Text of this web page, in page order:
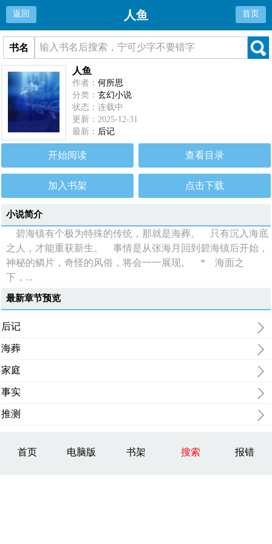
返回 人鱼 首页
书名
人鱼
作者：何所思
分类：玄幻小说
状态：连载中
更新：2025-12-31
最新： 后记
开始阅读 查看目录
加入书架 点击下载
小说简介
碧海镇有个极为特殊的传统，那就是海葬。 只有沉入海底
之人，才能重获新生。 事情是从张海月回到碧海镇后开始，
神秘的鳞片，奇怪的风俗，将会一一展现。 * 海面之
下，...
最新章节预览
后记
海葬
家庭
事实
推测
首页 电脑版 书架 搜索 报错